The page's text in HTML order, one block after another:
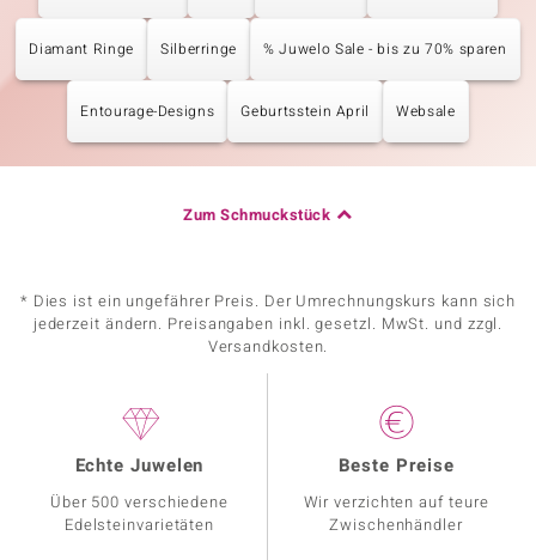
Diamant Ringe Silberringe % Juwelo Sale - bis zu 70% sparen
Entourage-Designs Geburtsstein April Websale
Zum Schmuckstück
* Dies ist ein ungefährer Preis. Der Umrechnungskurs kann sich
jederzeit ändern. Preisangaben inkl. gesetzl. MwSt. und zzgl.
Versandkosten.
Echte Juwelen
Über 500 verschiedene
Edelsteinvarietäten
Beste Preise
Wir verzichten auf teure
Zwischenhändler